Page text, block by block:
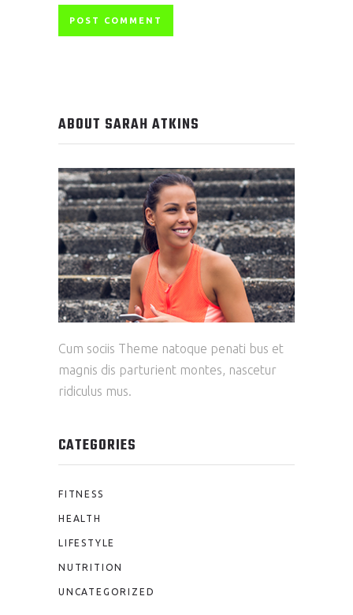
ABOUT SARAH ATKINS
Cum sociis Theme natoque penati bus et
magnis dis parturient montes, nascetur
ridiculus mus.
CATEGORIES
FITNESS
HEALTH
LIFESTYLE
NUTRITION
UNCATEGORIZED